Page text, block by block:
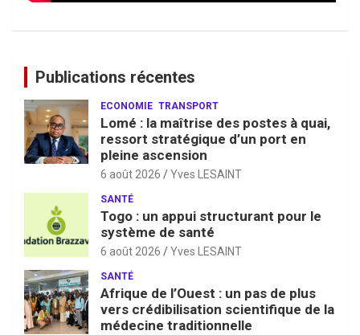
Publications récentes
ECONOMIE TRANSPORT
Lomé : la maîtrise des postes à quai,
ressort stratégique d’un port en
pleine ascension
6 août 2026 Yves LESAINT
SANTÉ
Togo : un appui structurant pour le
système de santé
6 août 2026 Yves LESAINT
SANTÉ
Afrique de l’Ouest : un pas de plus
vers crédibilisation scientifique de la
médecine traditionnelle